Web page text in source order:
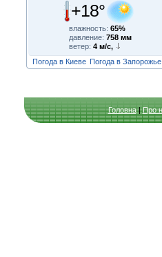
+18°
влажность: 65%
давление: 758 мм
ветер: 4 м/с,
Погода в Киеве Погода в Запорожье
Головна|Про